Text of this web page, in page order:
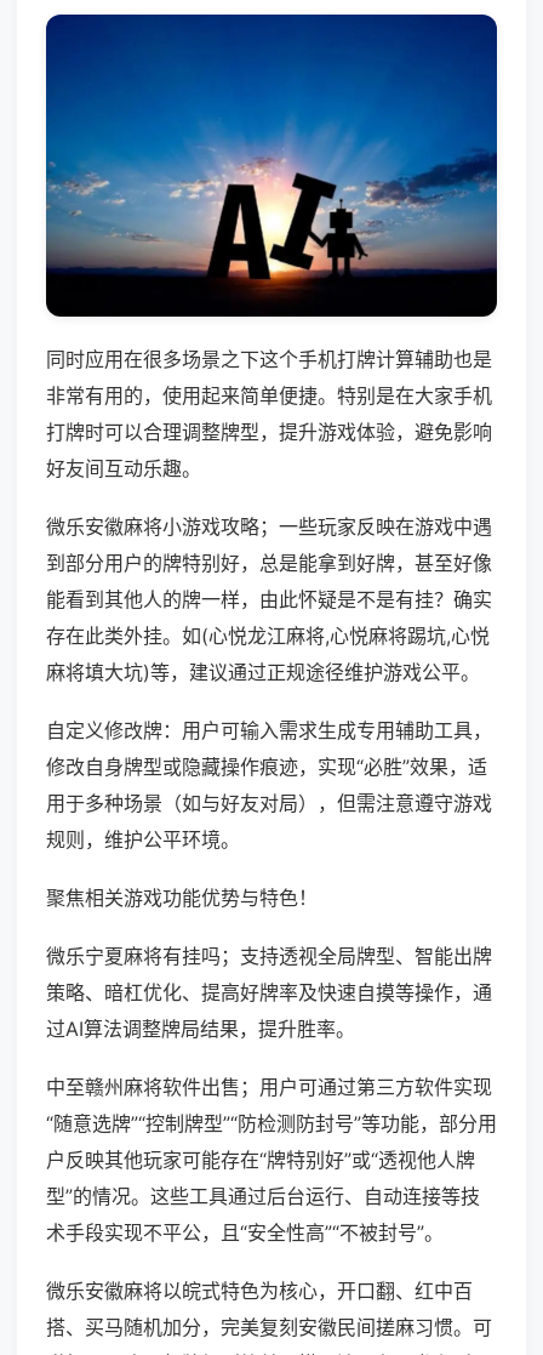
同时应用在很多场景之下这个手机打牌计算辅助也是
非常有用的，使用起来简单便捷。特别是在大家手机
打牌时可以合理调整牌型，提升游戏体验，避免影响
好友间互动乐趣。
微乐安徽麻将小游戏攻略；一些玩家反映在游戏中遇
到部分用户的牌特别好，总是能拿到好牌，甚至好像
能看到其他人的牌一样，由此怀疑是不是有挂？确实
存在此类外挂。如(心悦龙江麻将,心悦麻将踢坑,心悦
麻将填大坑)等，建议通过正规途径维护游戏公平。
自定义修改牌：用户可输入需求生成专用辅助工具，
修改自身牌型或隐藏操作痕迹，实现“必胜”效果，适
用于多种场景（如与好友对局），但需注意遵守游戏
规则，维护公平环境。
聚焦相关游戏功能优势与特色！
微乐宁夏麻将有挂吗；支持透视全局牌型、智能出牌
策略、暗杠优化、提高好牌率及快速自摸等操作，通
过AI算法调整牌局结果，提升胜率。
中至赣州麻将软件出售；用户可通过第三方软件实现
“随意选牌”“控制牌型”“防检测防封号”等功能，部分用
户反映其他玩家可能存在“牌特别好”或“透视他人牌
型”的情况。这些工具通过后台运行、自动连接等技
术手段实现不平公，且“安全性高”“不被封号”。
微乐安徽麻将以皖式特色为核心，开口翻、红中百
搭、买马随机加分，完美复刻安徽民间搓麻习惯。可